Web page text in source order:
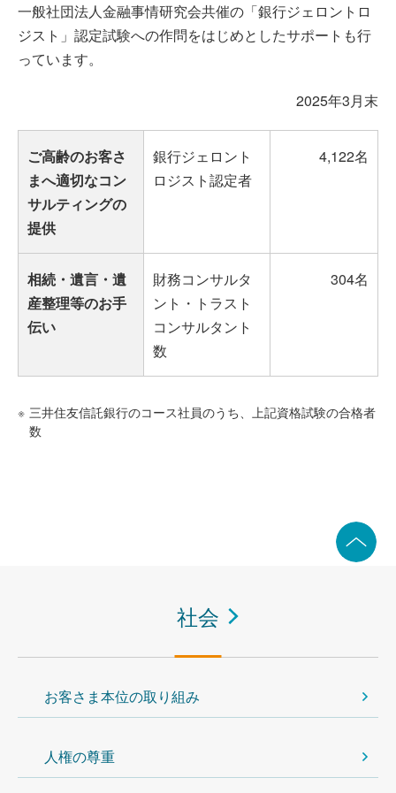
一般社団法人金融事情研究会共催の「銀行ジェロントロ
ジスト」認定試験への作問をはじめとしたサポートも行
っています。
2025年3月末
ご高齢のお客さ
まへ適切なコン
サルティングの
提供
銀行ジェロント
ロジスト認定者
4,122名
相続・遺言・遺
産整理等のお手
伝い
財務コンサルタ
ント・トラスト
コンサルタント
数
304名
※ 三井住友信託銀行のコース社員のうち、上記資格試験の合格者
数
社会
お客さま本位の取り組み
人権の尊重